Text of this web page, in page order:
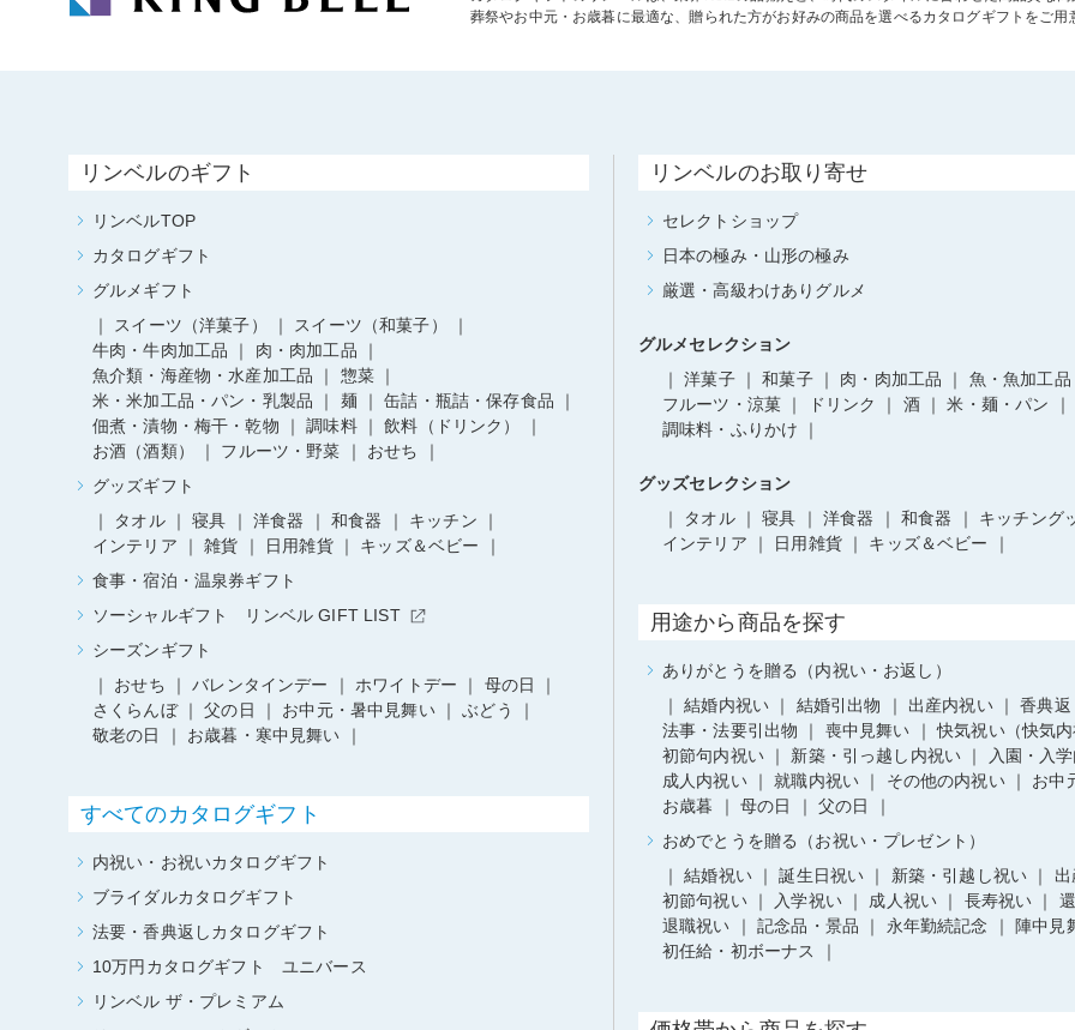
葬祭やお中元・お歳暮に最適な、贈られた方がお好みの商品を選べるカタログギフトをご用
リンベルのギフト
リンベルTOP
カタログギフト
グルメギフト
スイーツ（洋菓子）
スイーツ（和菓子）
牛肉・牛肉加工品
肉・肉加工品
魚介類・海産物・水産加工品
惣菜
米・米加工品・パン・乳製品
麺
缶詰・瓶詰・保存食品
佃煮・漬物・梅干・乾物
調味料
飲料（ドリンク）
お酒（酒類）
フルーツ・野菜
おせち
グッズギフト
タオル
寝具 洋食器 和食器
キッチン
インテリア
雑貨 日用雑貨
キッズ＆ベビー
食事・宿泊・温泉券ギフト
ソーシャルギフト リンベル GIFT LIST
シーズンギフト
おせち
バレンタインデー ホワイトデー
母の日
さくらんぼ
父の日 お中元・暑中見舞い
ぶどう
敬老の日
お歳暮・寒中見舞い
すべてのカタログギフト
内祝い・お祝いカタログギフト
ブライダルカタログギフト
法要・香典返しカタログギフト
10万円カタログギフト ユニバース
リンベル ザ・プレミアム
リンベルのお取り寄せ
セレクトショップ
日本の極み・山形の極み
厳選・高級わけありグルメ
グルメセレクション
洋菓子
和菓子 肉・肉加工品
魚・魚加工品
フルーツ・涼菓
ドリンク 酒
米・麺・パン
調味料・ふりかけ
グッズセレクション
タオル
寝具 洋食器 和食器
キッチング
インテリア
日用雑貨 キッズ＆ベビー
用途から商品を探す
ありがとうを贈る（内祝い・お返し）
結婚内祝い
結婚引出物 出産内祝い
香典返
法事・法要引出物
喪中見舞い
快気祝い（快気
初節句内祝い
新築・引っ越し内祝い
入園・入
成人内祝い
就職内祝い その他の内祝い
お中
お歳暮
母の日
父の日
おめでとうを贈る（お祝い・プレゼント）
結婚祝い
誕生日祝い 新築・引越し祝い
初節句祝い
入学祝い 成人祝い 長寿祝い
退職祝い
記念品・景品 永年勤続記念
陣中見
初任給・初ボーナス